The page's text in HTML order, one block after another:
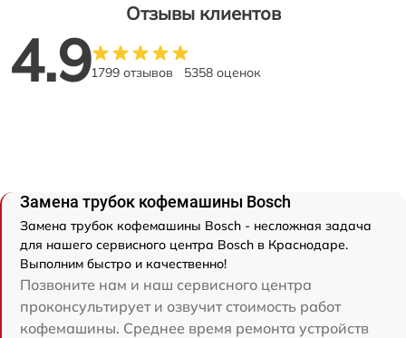
Отзывы клиентов
4.91799 отзывов 5358 оценок
Замена трубок кофемашины Bosch
Замена трубок кофемашины Bosch - несложная задача
для нашего сервисного центра Bosch в Краснодаре.
Выполним быстро и качественно!
Позвоните нам и наш сервисного центра
проконсультирует и озвучит стоимость работ
кофемашины. Среднее время ремонта устройств